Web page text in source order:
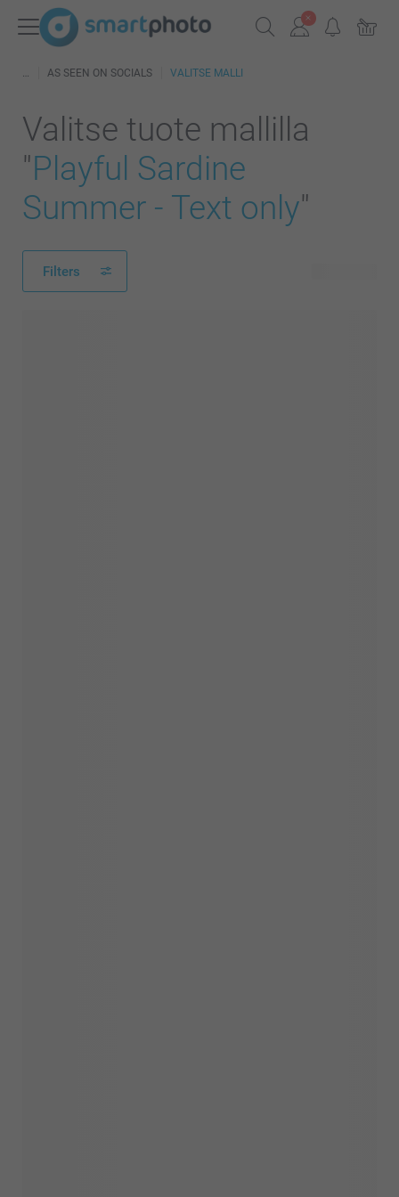
AS SEEN ON SOCIALS VALITSE MALLI
Valitse tuote mallilla
"Playful Sardine
Summer - Text only"
Filters